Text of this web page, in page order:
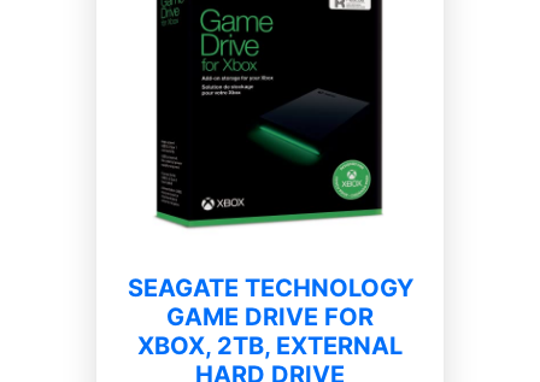
SEAGATE TECHNOLOGY
GAME DRIVE FOR
XBOX, 2TB, EXTERNAL
HARD DRIVE